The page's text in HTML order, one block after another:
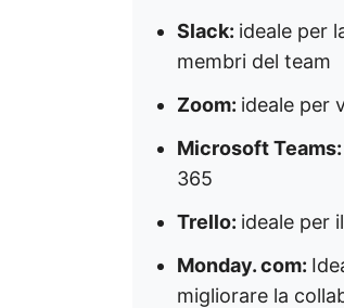
Slack: ideale per
membri del team
Zoom: ideale per
Microsoft Teams:
365
Trello: ideale per
Monday. com:
migliorare la